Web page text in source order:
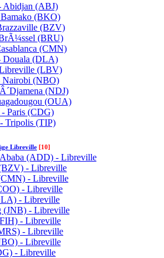
Abidjan (ABJ)
(BKO)
(BZV)
(BRU)
(CMN)
Douala (DLA)
(LBV)
Nairobi (NBO)
(NDJ)
(OUA)
Paris (CDG)
Tripolis (TIP)
Libreville [10]
(ADD) - Libreville
- Libreville
- Libreville
- Libreville
- Libreville
(JNB) - Libreville
- Libreville
- Libreville
- Libreville
- Libreville